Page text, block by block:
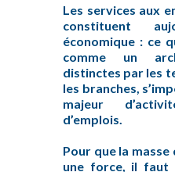
Les services aux
constituent
économique : ce
comme un
distinctes par les
les branches,
majeur
d’emplois.
Pour que la
une force, il faut